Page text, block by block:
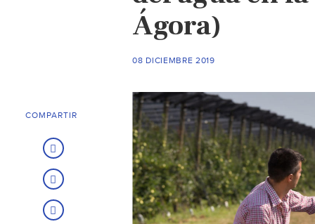
Ágora)
08 DICIEMBRE 2019
COMPARTIR